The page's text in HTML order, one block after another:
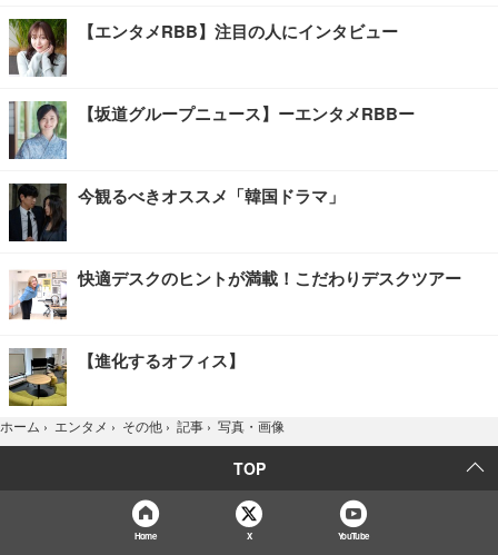
【エンタメRBB】注目の人にインタビュー
【坂道グループニュース】ーエンタメRBBー
今観るべきオススメ「韓国ドラマ」
快適デスクのヒントが満載！こだわりデスクツアー
【進化するオフィス】
ホーム › エンタメ › その他 › 記事 › 写真・画像
TOP
Home X YouTube